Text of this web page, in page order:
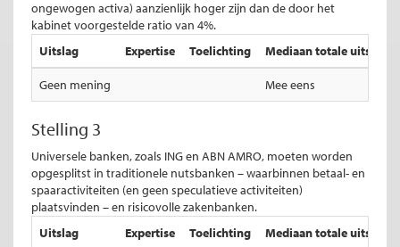
ongewogen activa) aanzienlijk hoger zijn dan de door het
kabinet voorgestelde ratio van 4%.
Uitslag
Expertise Toelichting Mediaan totale uitslag
Geen mening Mee eens
Stelling 3
Universele banken, zoals ING en ABN AMRO, moeten worden
opgesplitst in traditionele nutsbanken – waarbinnen betaal- en
spaaractiviteiten (en geen speculatieve activiteiten)
plaatsvinden – en risicovolle zakenbanken.
Uitslag
Expertise Toelichting Mediaan totale uitslag